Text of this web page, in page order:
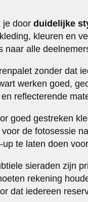
je door duidelijke
kleuren en
naar alle
zonder dat
werken goed,
reflecterende
goed gestreken
de fotosessie
te laten doen
sieraden zijn
rekening
dat iedereen